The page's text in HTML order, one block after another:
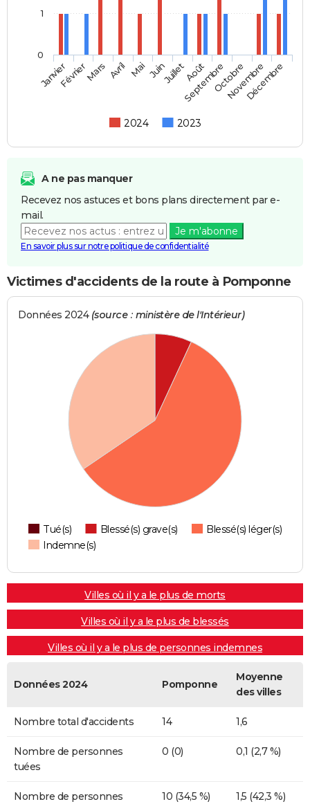
2024 2023
JanvierFévrierMars Avril Mai JuinJuilletAoût
SeptembreOctobre
Novembre
Décembre
0
1
A ne pas manquer
Recevez nos astuces et bons plans directement par e-
mail.
Je m'abonne
En savoir plus sur notre politique de confidentialité
Victimes d'accidents de la route à Pomponne
Données 2024 (source : ministère de l'Intérieur)
Tué(s) Blessé(s) grave(s)
Blessé(s) léger(s)
Indemne(s)
Villes où il y a le plus de morts
Villes où il y a le plus de blessés
Villes où il y a le plus de personnes indemnes
Données 2024 Pomponne
Moyenne
des villes
Nombre total d'accidents 14 1,6
Nombre de personnes
tuées
0 (0) 0,1 (2,7 %)
Nombre de personnes
10 (34,5 %) 1,5 (42,3 %)